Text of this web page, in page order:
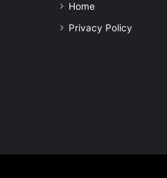
Home
Privacy Policy